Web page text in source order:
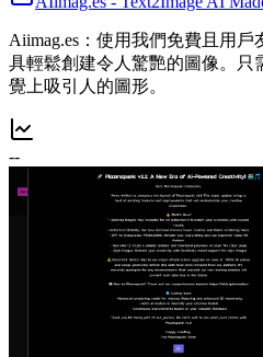
Aiimag.es：使用我們免費且用戶
具輕鬆創建令人驚艷的圖像。只
覺上吸引人的圖形。
--